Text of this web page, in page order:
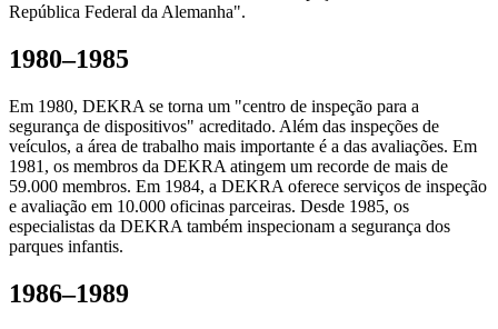
República Federal da Alemanha".
1980–1985
Em 1980, DEKRA se torna um "centro de inspeção para a
segurança de dispositivos" acreditado. Além das inspeções de
veículos, a área de trabalho mais importante é a das avaliações. Em
1981, os membros da DEKRA atingem um recorde de mais de
59.000 membros. Em 1984, a DEKRA oferece serviços de inspeção
e avaliação em 10.000 oficinas parceiras. Desde 1985, os
especialistas da DEKRA também inspecionam a segurança dos
parques infantis.
1986–1989